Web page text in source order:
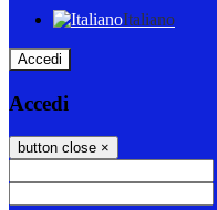
Italiano
Accedi
Accedi
button close ×